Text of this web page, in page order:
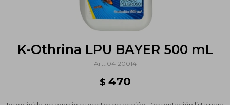
K-Othrina LPU BAYER 500 mL
04120014
$ 470